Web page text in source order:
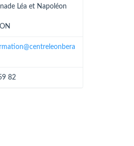
Léa et Napoléon
82